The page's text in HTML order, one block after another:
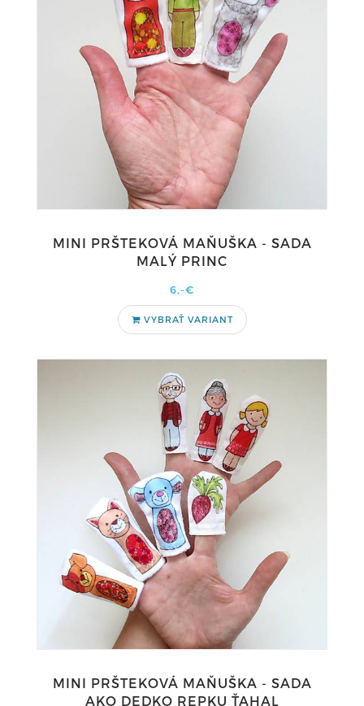
MINI PRŠTEKOVÁ MAŇUŠKA - SADA
MALÝ PRINC
6,-€
VYBRAŤ VARIANT
MINI PRŠTEKOVÁ MAŇUŠKA - SADA
AKO DEDKO REPKU ŤAHAL